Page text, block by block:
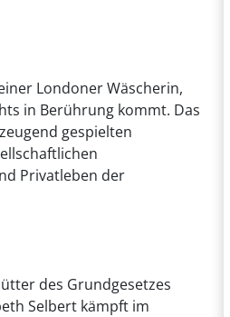
Londoner Wäscherin,
in Berührung kommt. Das
gespielten
Privatleben der
des Grundgesetzes
Selbert kämpft im